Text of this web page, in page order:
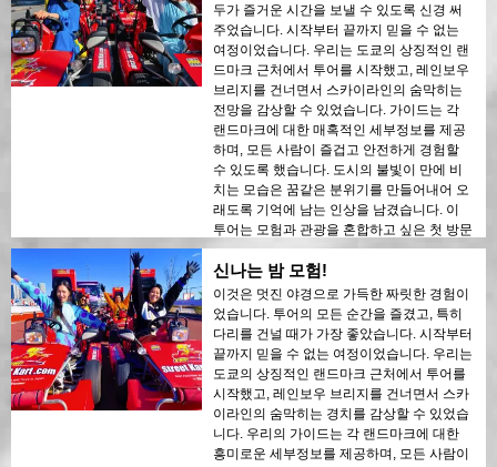
두가 즐거운 시간을 보낼 수 있도록 신경 써
주었습니다. 시작부터 끝까지 믿을 수 없는
여정이었습니다. 우리는 도쿄의 상징적인 랜
드마크 근처에서 투어를 시작했고, 레인보우
브리지를 건너면서 스카이라인의 숨막히는
전망을 감상할 수 있었습니다. 가이드는 각
랜드마크에 대한 매혹적인 세부정보를 제공
하며, 모든 사람이 즐겁고 안전하게 경험할
수 있도록 했습니다. 도시의 불빛이 만에 비
치는 모습은 꿈같은 분위기를 만들어내어 오
래도록 기억에 남는 인상을 남겼습니다. 이
투어는 모험과 관광을 혼합하고 싶은 첫 방문
객에게 이상적입니다. 도쿄의 현대적인 구조
물과 역사적인 지역 간의 대조는 밤의 불빛
속에서 아름답게 드러났습니다. 이 투어를 누
구에게나 강력히 추천합니다!
신나는 밤 모험!
이것은 멋진 야경으로 가득한 짜릿한 경험이
었습니다. 투어의 모든 순간을 즐겼고, 특히
다리를 건널 때가 가장 좋았습니다. 시작부터
끝까지 믿을 수 없는 여정이었습니다. 우리는
도쿄의 상징적인 랜드마크 근처에서 투어를
시작했고, 레인보우 브리지를 건너면서 스카
이라인의 숨막히는 경치를 감상할 수 있었습
니다. 우리의 가이드는 각 랜드마크에 대한
흥미로운 세부정보를 제공하며, 모든 사람이